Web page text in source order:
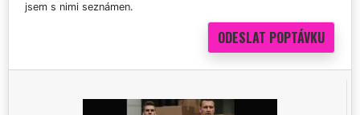
jsem s nimi seznámen.